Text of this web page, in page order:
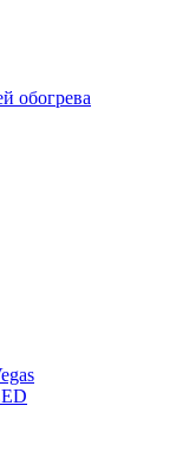
обогрева